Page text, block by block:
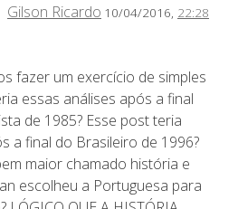
Gilson Ricardo 10/04/2016, 22:28
fazer um exercício de simples
essas análises após a final
de 1985? Esse post teria
a final do Brasileiro de 1996?
maior chamado história e
escolheu a Portuguesa para